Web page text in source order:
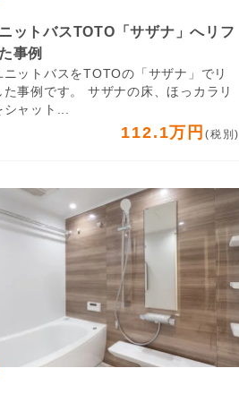
ットバスTOTO「サザナ」へリフ
事例
ニットバスをTOTOの「サザナ」でリ
た事例です。 サザナの床、ほっカラリ
シャット...
112.1万円 (税別)